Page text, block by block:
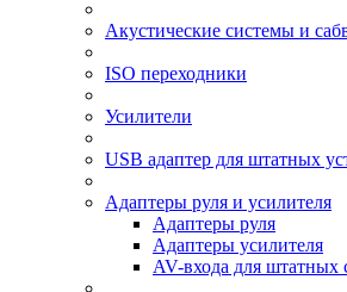
Акустические системы и
ISO переходники
Усилители
USB адаптер для штатных
Адаптеры руля и усилителя
Адаптеры руля
Адаптеры усилителя
AV-входа для штатных